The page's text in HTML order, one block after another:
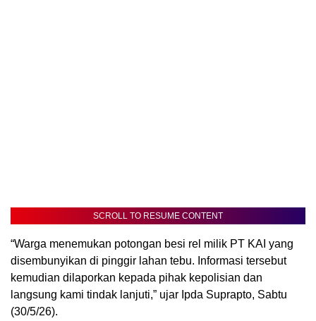
SCROLL TO RESUME CONTENT
“Warga menemukan potongan besi rel milik PT KAI yang
disembunyikan di pinggir lahan tebu. Informasi tersebut
kemudian dilaporkan kepada pihak kepolisian dan
langsung kami tindak lanjuti,” ujar Ipda Suprapto, Sabtu
(30/5/26).